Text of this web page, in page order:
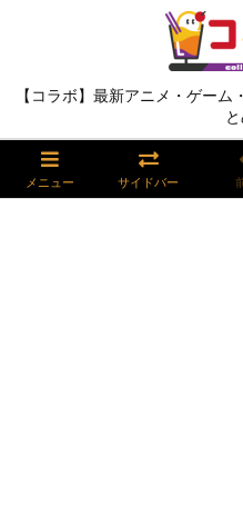
【コラボ】最新アニメ・ゲー
メニュー サイドバー